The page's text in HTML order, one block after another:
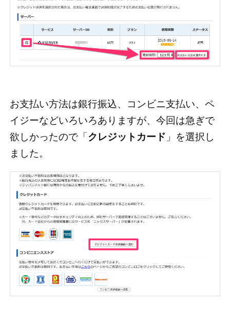
お支払い方法は銀行振込、コンビニ支払い、ペ
イジーなどいろいろありますが、今回は急ぎで
欲しかったので「 クレジットカード 」を選択し
ました。